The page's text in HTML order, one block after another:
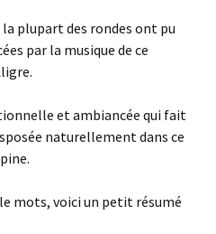
plupart des rondes ont pu
par la musique de ce
et ambiancée qui fait
naturellement dans ce
mots, voici un petit résumé